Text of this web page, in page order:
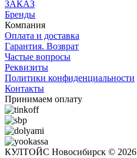
ЗАКАЗ
Бренды
Компания
Оплата и доставка
Гарантия. Возврат
Частые вопросы
Реквизиты
Политики конфиденциальности
Контакты
Принимаем оплату
КУЛТОЙС Новосибирск © 2026